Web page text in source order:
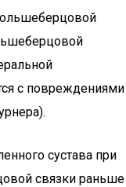
с повреждениями
сустава при
связки раньше